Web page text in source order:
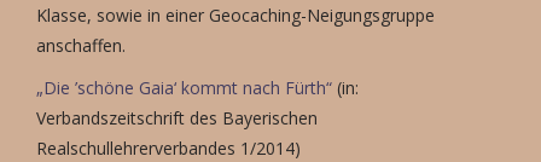
Klasse, sowie in einer Geocaching-Neigungsgruppe
anschaffen.
„Die ’schöne Gaia‘ kommt nach Fürth“ (in:
Verbandszeitschrift des Bayerischen
Realschullehrerverbandes 1/2014)